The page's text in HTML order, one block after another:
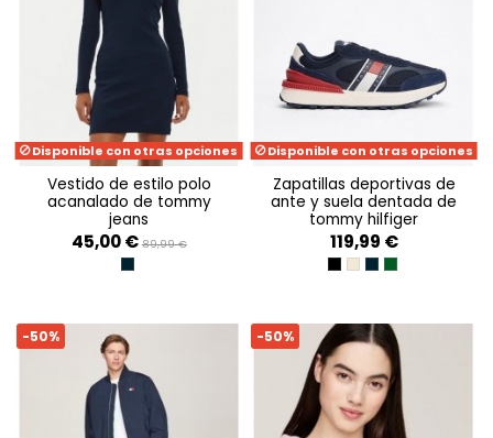
Disponible con otras opciones
vestido de estilo polo
acanalado de tommy
jeans
45,00 € 89,99 €
DARK NIGHT NAVY
Disponible con otras opciones
zapatillas deportivas de
ante y suela dentada de
tommy hilfiger
119,99 €
BLACK
ECRUDARK NIGHT NAVY
TERRAIN
-50% -50%